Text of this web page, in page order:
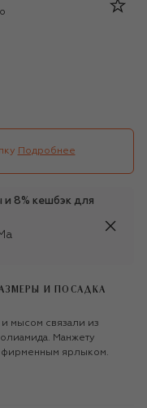
Подробнее
и 8% кешбэк для
И ПОСАДКА
мысом связали из
Манжету
ярлыком.